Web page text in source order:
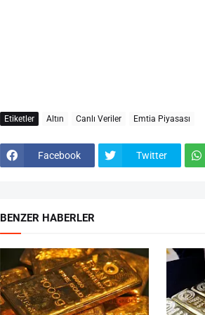
Etiketler Altın Canlı Veriler Emtia Piyasası
Facebook Twitter
BENZER HABERLER